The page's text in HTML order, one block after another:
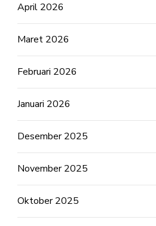
April 2026
Maret 2026
Februari 2026
Januari 2026
Desember 2025
November 2025
Oktober 2025